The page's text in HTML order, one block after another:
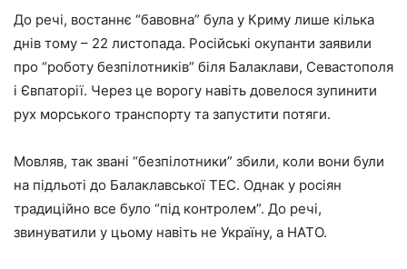
До речі, востаннє “бавовна” була у Криму лише кілька
днів тому – 22 листопада. Російські окупанти заявили
про “роботу безпілотників” біля Балаклави, Севастополя
і Євпаторії. Через це ворогу навіть довелося зупинити
рух морського транспорту та запустити потяги.
Мовляв, так звані “безпілотники” збили, коли вони були
на підльоті до Балаклавської ТЕС. Однак у росіян
традиційно все було “під контролем”. До речі,
звинуватили у цьому навіть не Україну, а НАТО.